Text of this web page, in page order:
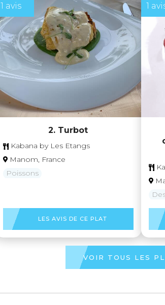
1 avis
2. Turbot
Kabana by Les Etangs
Manom, France
Poissons
LES AVIS DE CE PLAT
1
VOIR TOUS LES